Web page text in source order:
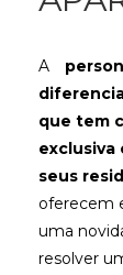
A
que tem
exclusiva
seus
oferecem
uma
resolver